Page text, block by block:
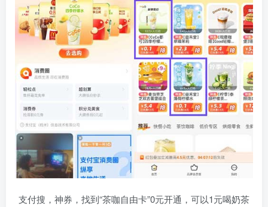
支付搜，神券，找到“茶咖自由卡”0元开通，可以1元喝奶茶